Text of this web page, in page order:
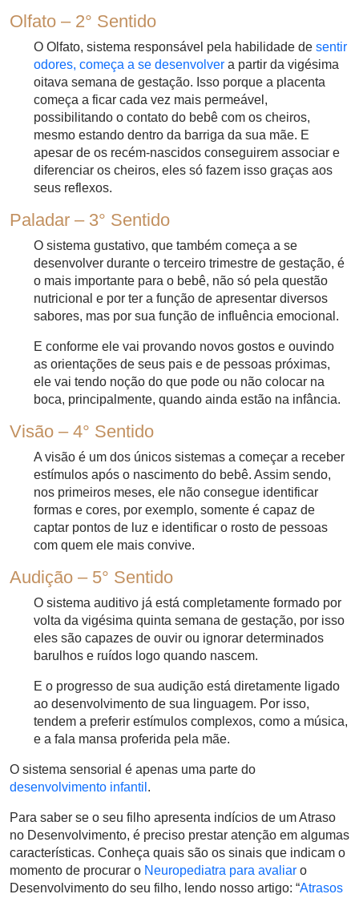
Olfato – 2° Sentido
O Olfato, sistema responsável pela habilidade de sentir
odores, começa a se desenvolver a partir da vigésima
oitava semana de gestação. Isso porque a placenta
começa a ficar cada vez mais permeável,
possibilitando o contato do bebê com os cheiros,
mesmo estando dentro da barriga da sua mãe. E
apesar de os recém-nascidos conseguirem associar e
diferenciar os cheiros, eles só fazem isso graças aos
seus reflexos.
Paladar – 3° Sentido
O sistema gustativo, que também começa a se
desenvolver durante o terceiro trimestre de gestação, é
o mais importante para o bebê, não só pela questão
nutricional e por ter a função de apresentar diversos
sabores, mas por sua função de influência emocional.
E conforme ele vai provando novos gostos e ouvindo
as orientações de seus pais e de pessoas próximas,
ele vai tendo noção do que pode ou não colocar na
boca, principalmente, quando ainda estão na infância.
Visão – 4° Sentido
A visão é um dos únicos sistemas a começar a receber
estímulos após o nascimento do bebê. Assim sendo,
nos primeiros meses, ele não consegue identificar
formas e cores, por exemplo, somente é capaz de
captar pontos de luz e identificar o rosto de pessoas
com quem ele mais convive.
Audição – 5° Sentido
O sistema auditivo já está completamente formado por
volta da vigésima quinta semana de gestação, por isso
eles são capazes de ouvir ou ignorar determinados
barulhos e ruídos logo quando nascem.
E o progresso de sua audição está diretamente ligado
ao desenvolvimento de sua linguagem. Por isso,
tendem a preferir estímulos complexos, como a música,
e a fala mansa proferida pela mãe.
O sistema sensorial é apenas uma parte do
desenvolvimento infantil .
Para saber se o seu filho apresenta indícios de um Atraso
no Desenvolvimento, é preciso prestar atenção em algumas
características. Conheça quais são os sinais que indicam o
momento de procurar o Neuropediatra para avaliar o
Desenvolvimento do seu filho, lendo nosso artigo: “Atrasos